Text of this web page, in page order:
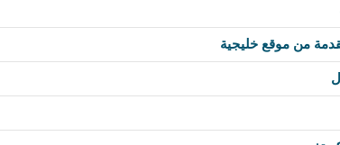
من موقع خليجية